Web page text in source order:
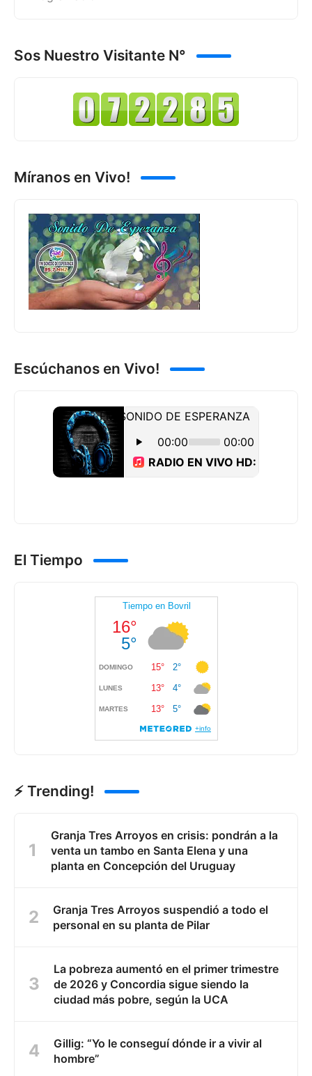
Sos Nuestro Visitante N°
Míranos en Vivo!
Escúchanos en Vivo!
El Tiempo
⚡ Trending!
Granja Tres Arroyos en crisis: pondrán a la
venta un tambo en Santa Elena y una
planta en Concepción del Uruguay
Granja Tres Arroyos suspendió a todo el
personal en su planta de Pilar
La pobreza aumentó en el primer trimestre
de 2026 y Concordia sigue siendo la
ciudad más pobre, según la UCA
Gillig: “Yo le conseguí dónde ir a vivir al
hombre”